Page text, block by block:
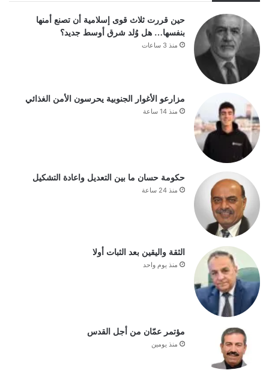
حين قررت ثلاث قوى إسلامية أن تصنع أمنها
بنفسها… هل وُلد شرق أوسط جديد؟
منذ 3 ساعات
مزارعو الأغوار الجنوبية يحرسون الأمن الغذائي
منذ 14 ساعة
حكومة حسان ما بين التعديل واعادة التشكيل
منذ 24 ساعة
الثقة واليقين بعد الثبات أولا
منذ يوم واحد
مؤتمر عمّان من أجل القدس
منذ يومين